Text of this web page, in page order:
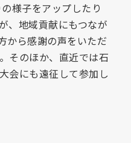
様子をアップしたり
、地域貢献にもつなが
から感謝の声をいただ
そのほか、直近では石
会にも遠征して参加し